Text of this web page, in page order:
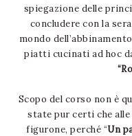
spiegazione delle
concludere con la
mondo
piatti cucinati ad hoc
Scopo del corso non è
state pur certi che
figurone, perché “Un